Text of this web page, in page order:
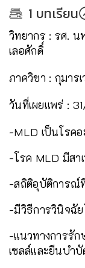
1 บทเรียน
วิทยากร : รศ.
เลอศักดิ์
ภาควิชา : กุมาร
วันที่เผยแพร่ :
-MLD เป็นโรคอ
-โรค MLD มีสา
-สถิติอุบัติการณ์
-มีวิธีการวินิจฉัย
-แนวทางการรั
เซลล์และยีนบำ